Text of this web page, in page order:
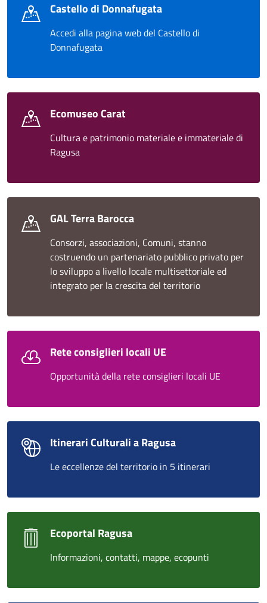
Castello di Donnafugata
Accedi alla pagina web del Castello di
Donnafugata
Ecomuseo Carat
Cultura e patrimonio materiale e immateriale di
Ragusa
GAL Terra Barocca
Consorzi, associazioni, Comuni, stanno
costruendo un partenariato pubblico privato per
lo sviluppo a livello locale multisettoriale ed
integrato per la crescita del territorio
Rete consiglieri locali UE
Opportunità della rete consiglieri locali UE
Itinerari Culturali a Ragusa
Le eccellenze del territorio in 5 itinerari
Ecoportal Ragusa
Informazioni, contatti, mappe, ecopunti